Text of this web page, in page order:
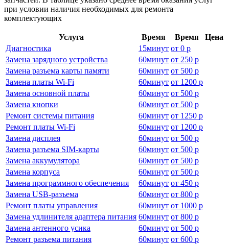
при условии наличия необходимых для ремонта
комплектующих
Услуга Время Время
Цена
Диагностика
15минут от 0 р
Замена зарядного устройства
60минут от 250 р
Замена разъема карты памяти
60минут от 500 р
Замена платы Wi-Fi
60минут от 1200 р
Замена основной платы
60минут от 500 р
Замена кнопки
60минут от 500 р
Ремонт системы питания
60минут от 1250 р
Ремонт платы Wi-Fi
60минут от 1200 р
Замена дисплея
60минут от 500 р
Замена разъема SIM-карты
60минут от 500 р
Замена аккумулятора
60минут от 500 р
Замена корпуса
60минут от 500 р
Замена программного обеспечения
60минут от 450 р
Замена USB-разъема
60минут от 800 р
Ремонт платы управления
60минут от 1000 р
Замена удлинителя адаптера питания 60минут от 800 р
Замена антенного усика
60минут от 500 р
Ремонт разъема питания
60минут от 600 р